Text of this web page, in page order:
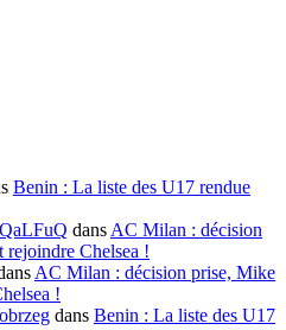
Benin : La liste des U17 rendue
dans AC Milan : décision
Chelsea !
AC Milan : décision prise, Mike
!
dans Benin : La liste des U17